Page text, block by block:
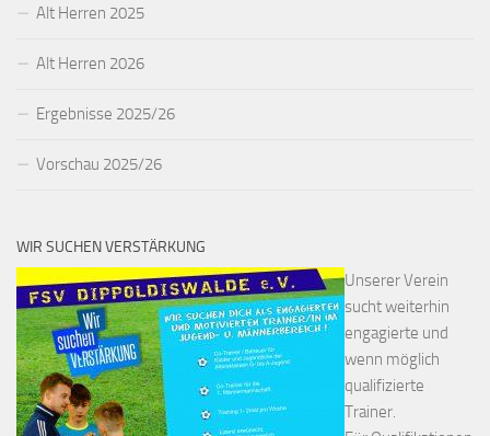
Alt Herren 2025
Alt Herren 2026
Ergebnisse 2025/26
Vorschau 2025/26
WIR SUCHEN VERSTÄRKUNG
Unserer Verein
sucht weiterhin
engagierte und
wenn möglich
qualifizierte
Trainer.